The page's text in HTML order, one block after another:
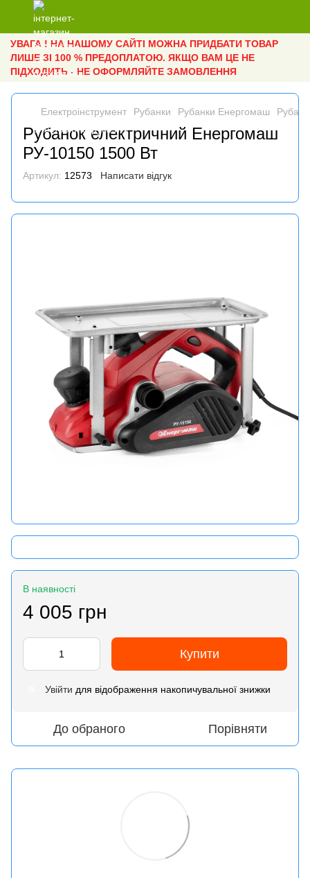
УВАГА ! НА НАШОМУ САЙТІ МОЖНА ПРИДБАТИ ТОВАР
ЛИШЕ ЗІ 100 % ПРЕДОПЛАТОЮ. ЯКЩО ВАМ ЦЕ НЕ
ПІДХОДИТЬ - НЕ ОФОРМЛЯЙТЕ ЗАМОВЛЕННЯ
Електроінструмент Рубанки Рубанки Енергомаш
Рубанок електричний Енергомаш
РУ-10150 1500 Вт
Артикул: 12573 Написати відгук
В наявності
4 005 грн
Купити
Увійти для відображення накопичувальної знижки
До обраного Порівняти